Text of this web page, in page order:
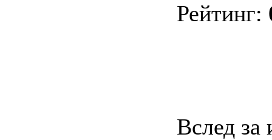
Рейтинг:
Вслед за